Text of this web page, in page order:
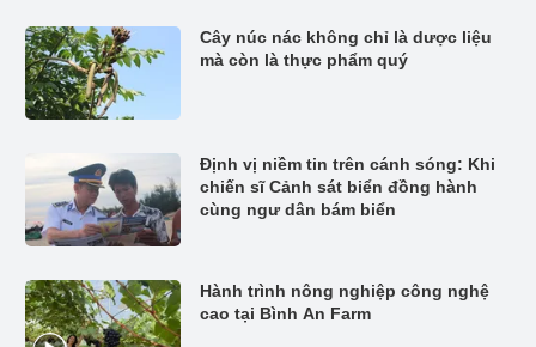
Cây núc nác không chỉ là dược liệu
mà còn là thực phẩm quý
Định vị niềm tin trên cánh sóng: Khi
chiến sĩ Cảnh sát biển đồng hành
cùng ngư dân bám biển
Hành trình nông nghiệp công nghệ
cao tại Bình An Farm